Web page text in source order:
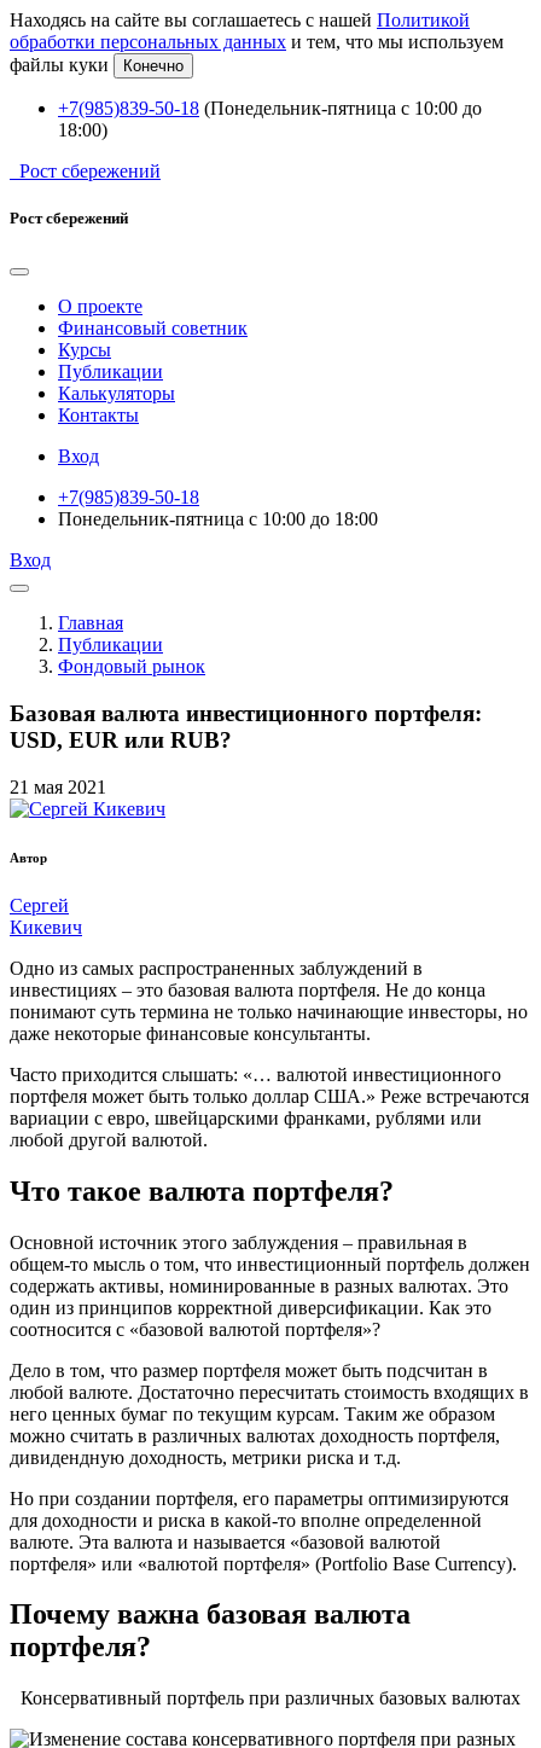
Находясь на сайте вы соглашаетесь с нашей Политикой
обработки персональных данных и тем, что мы используем
файлы куки
Конечно
+7(985)839-50-18 (Понедельник-пятница с 10:00 до
18:00)
Рост сбережений
Рост сбережений
О проекте
Финансовый советник
Курсы
Публикации
Калькуляторы
Контакты
Вход
+7(985)839-50-18
Понедельник-пятница с 10:00 до 18:00
Вход
Главная
Публикации
Фондовый рынок
Базовая валюта инвестиционного портфеля:
USD, EUR или RUB?
21 мая 2021
Автор
Сергей
Кикевич
Одно из самых распространенных заблуждений в
инвестициях – это базовая валюта портфеля. Не до конца
понимают суть термина не только начинающие инвесторы, но
даже некоторые финансовые консультанты.
Часто приходится слышать: «… валютой инвестиционного
портфеля может быть только доллар США.» Реже встречаются
вариации с евро, швейцарскими франками, рублями или
любой другой валютой.
Что такое валюта портфеля?
Основной источник этого заблуждения – правильная в
общем-то мысль о том, что инвестиционный портфель должен
содержать активы, номинированные в разных валютах. Это
один из принципов корректной диверсификации. Как это
соотносится с «базовой валютой портфеля»?
Дело в том, что размер портфеля может быть подсчитан в
любой валюте. Достаточно пересчитать стоимость входящих в
него ценных бумаг по текущим курсам. Таким же образом
можно считать в различных валютах доходность портфеля,
дивидендную доходность, метрики риска и т.д.
Но при создании портфеля, его параметры оптимизируются
для доходности и риска в какой-то вполне определенной
валюте. Эта валюта и называется «базовой валютой
портфеля» или «валютой портфеля» (Portfolio Base Currency).
Почему важна базовая валюта
портфеля?
Консервативный портфель при различных базовых валютах